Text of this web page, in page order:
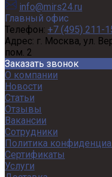
info@mirs24.ru
Главный офис
Телефон: +7 (495) 211-
Адрес: г. Москва, ул.
пом. 2
Заказать звонок
О компании
Новости
Статьи
Отзывы
Вакансии
Сотрудники
Политика
Сертификаты
Услуги